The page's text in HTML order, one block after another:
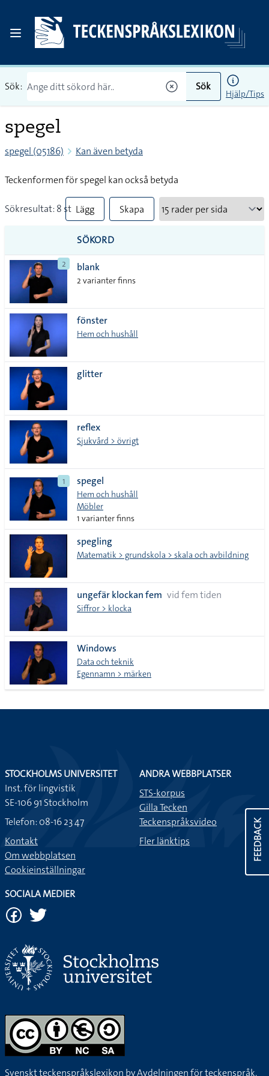
Sök: Sök
Hjälp/Tips
spegel
spegel (05186) Kan även betyda
Teckenformen för spegel kan också betyda
Sökresultat: 8 st Lägg
till
alla i
lista
Skapa
SÖKORD
2 blank
2 varianter finns
fönster
Hem och hushåll
glitter
reflex
Sjukvård > övrigt
1 spegel
Hem och hushåll
Möbler
1 varianter finns
spegling
Matematik > grundskola > skala och avbildning
ungefär klockan fem vid fem tiden
Siffror > klocka
Windows
Data och teknik
Egennamn > märken
FEEDBACK
STOCKHOLMS UNIVERSITET
Inst. för lingvistik
SE-106 91 Stockholm
Telefon: 08-16 23 47
Kontakt
Om webbplatsen
Cookieinställningar
ANDRA WEBBPLATSER
STS-korpus
Gilla Tecken
Teckenspråksvideo
Fler länktips
SOCIALA MEDIER
Svenskt teckenspråkslexikon byAvdelningen för teckenspråk,